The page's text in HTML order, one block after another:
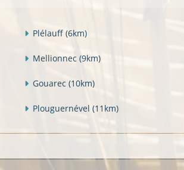
Plélauff (6km)
Mellionnec (9km)
Gouarec (10km)
Plouguernével (11km)